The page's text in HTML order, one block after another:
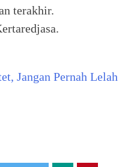
terakhir.
Jangan Pernah Lelah